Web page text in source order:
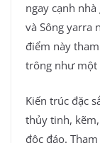
ngay cạnh
và Sông yarra
điểm này
trông như một
Kiến trúc đặc
thủy tinh,
độc đáo.